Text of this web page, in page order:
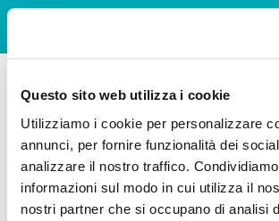
Questo sito web utilizza i cookie
Utilizziamo i cookie per personalizzare
annunci, per fornire funzionalità dei
analizzare il nostro traffico.
informazioni sul modo in cui utilizza il
nostri partner che si occupano di analisi